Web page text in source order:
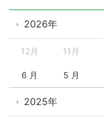
2026年
12月 11月
6 月 5 月
2025年